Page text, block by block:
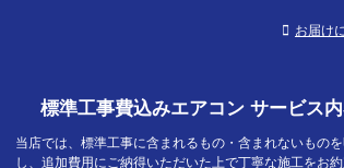
お届け
標準工事費込みエアコン サービス
当店では、標準工事に含まれるもの・含まれないもの
し、追加費用にご納得いただいた上で丁寧な施工をお約